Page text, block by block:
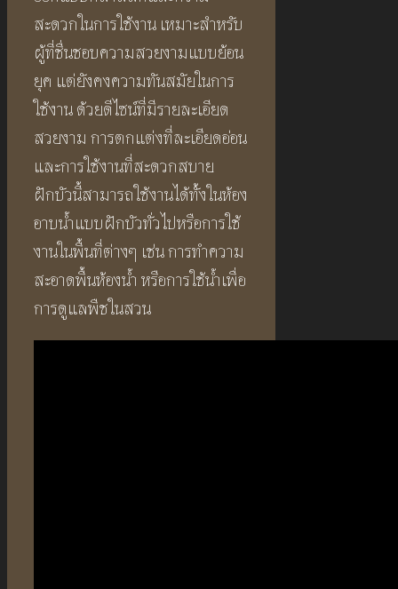
สะดวกในการใช้งาน เหมาะสำหรับ
ผู้ที่ชื่นชอบความสวยงามแบบย้อน
ยุค แต่ยังคงความทันสมัยในการ
ใช้งาน ด้วยดีไซน์ที่มีรายละเอียด
สวยงาม การตกแต่งที่ละเอียดอ่อน
และการใช้งานที่สะดวกสบาย
ฝักบัวนี้สามารถใช้งานได้ทั้งในห้อง
อาบน้ำแบบฝักบัวทั่วไปหรือการใช้
งานในพื้นที่ต่างๆ เช่น การทำความ
สะอาดพื้นห้องน้ำ หรือการใช้น้ำเพื่อ
การดูแลพืชในสวน